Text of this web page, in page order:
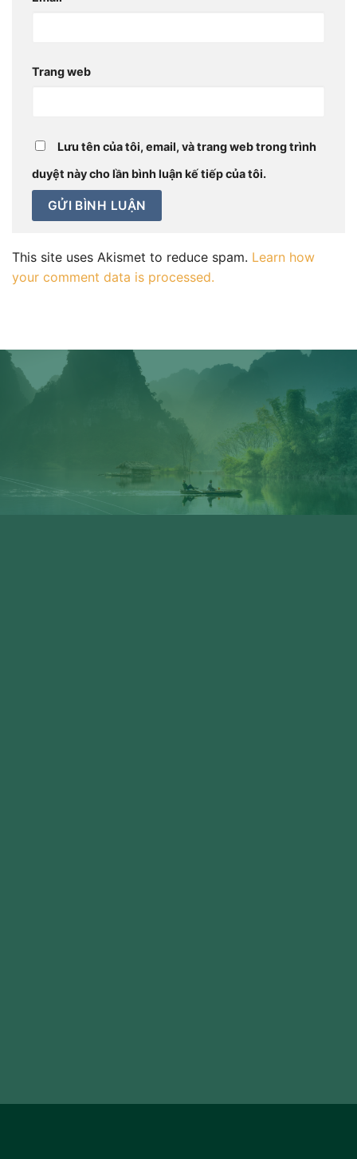
Trang web
Lưu tên của tôi, email, và trang web trong trình
duyệt này cho lần bình luận kế tiếp của tôi.
This site uses Akismet to reduce spam. Learn how
your comment data is processed.